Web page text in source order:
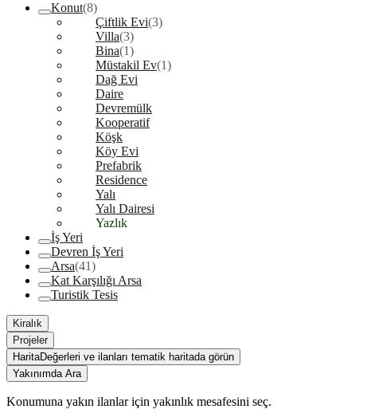
Konut(8)
Çiftlik Evi(3)
Villa(3)
Bina(1)
Müstakil Ev(1)
Dağ Evi
Daire
Devremülk
Kooperatif
Köşk
Köy Evi
Prefabrik
Residence
Yalı
Yalı Dairesi
Yazlık
İş Yeri
Devren İş Yeri
Arsa(41)
Kat Karşılığı Arsa
Turistik Tesis
Kiralık
Projeler
HaritaDeğerleri ve ilanları tematik haritada görün
Yakınımda Ara
Konumuna yakın ilanlar için yakınlık mesafesini seç.